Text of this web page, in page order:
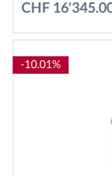
CHF
-10.01%